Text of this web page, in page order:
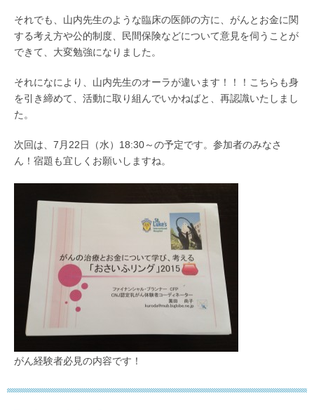
それでも、山内先生のような臨床の医師の方に、がんとお金に関
する考え方や公的制度、民間保険などについて意見を伺うことが
できて、大変勉強になりました。
それになにより、山内先生のオーラが違います！！！こちらも身
を引き締めて、活動に取り組んでいかねばと、再認識いたしまし
た。
次回は、7月22日（水）18:30～の予定です。参加者のみなさ
ん！宿題も宜しくお願いしますね。
がん経験者必見の内容です！